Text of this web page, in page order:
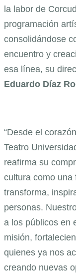
la labor de
programación
consolidándose
encuentro y
esa línea, su
Eduardo Díaz
“Desde el
Teatro
reafirma su
cultura como una
transforma,
personas.
a los públicos en
misión,
quienes ya nos
creando nuevas